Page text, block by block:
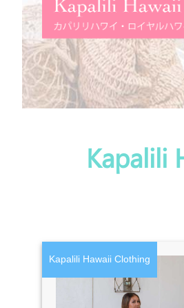
Kapalili
Kapalili Hawaii Clothing